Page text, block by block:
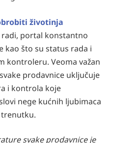
životinja
radi, portal konstantno
kao što su status rada i
kontroleru. Veoma važan
prodavnice uključuje
i kontrola koje
nege kućnih ljubimaca
svake prodavnice je